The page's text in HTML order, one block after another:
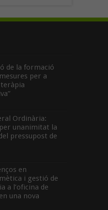
de la formació
per a
Ordinària:
unanimitat la
pressupost de
en
i gestió de
a l’oficina de
una nova